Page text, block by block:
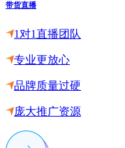
带货直播
1对1直播团队
专业更放心
品牌质量过硬
庞大推广资源